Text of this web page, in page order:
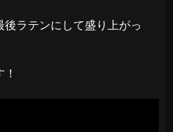
後ラテンにして盛り上がっ